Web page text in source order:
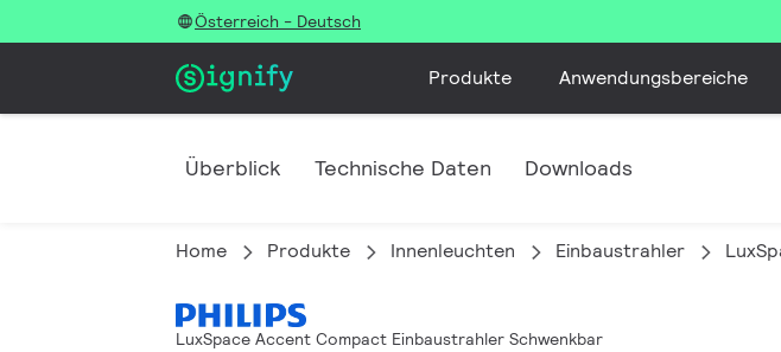
Österreich - Deutsch
Produkte Anwendungsbereiche
Überblick Technische Daten Downloads
Home Produkte Innenleuchten Einbaustrahler
LuxSpace Accent Compact Einbaustrahler Schwenkbar